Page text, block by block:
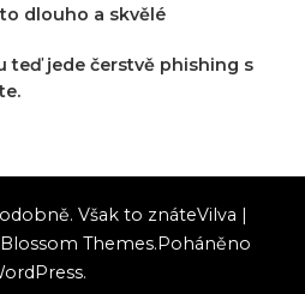
dlouho a skvělé
teď jede čerstvě phishing s
Však to znáteVilva |
Blossom Themes.Poháněno
.